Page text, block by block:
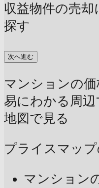
収益物件の売却
探す
次へ進む
マンションの
易にわかる 周
地図で見る
プライスマッ
マンション